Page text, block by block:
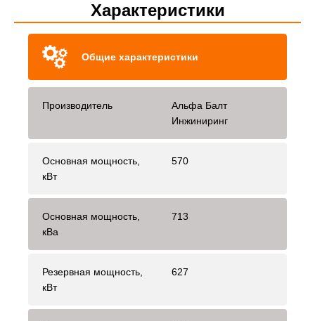
Характеристики
Общие характеристики
Производитель
Альфа Балт
Инжиниринг
Основная мощность,
кВт
570
Основная мощность,
кВа
713
Резервная мощность,
кВт
627